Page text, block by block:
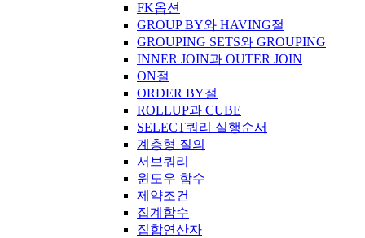
FK옵션
GROUP BY와 HAVING절
GROUPING SETS와 GROUPING
INNER JOIN과 OUTER JOIN
ON절
ORDER BY절
ROLLUP과 CUBE
SELECT쿼리 실행순서
계층형 질의
서브쿼리
윈도우 함수
제약조건
집계함수
집합연산자